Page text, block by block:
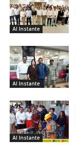
Al Instante
Al Instante
Al Instante